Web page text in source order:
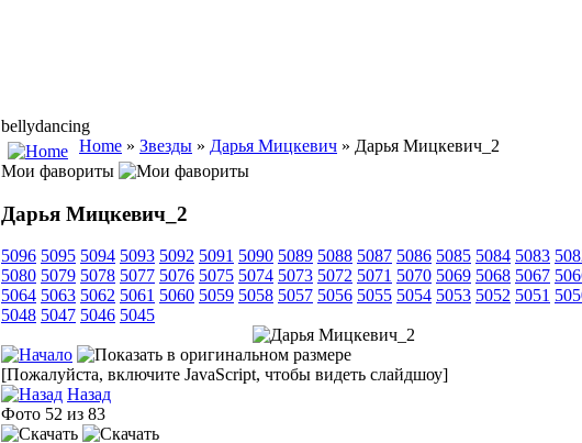
bellydancing
Home » Звезды » Дарья Мицкевич » Дарья Мицкевич_2
Мои фавориты
Дарья Мицкевич_2
5096 5095 5094 5093 5092 5091 5090 5089 5088 5087 5086 5085 5084 5083
5080 5079 5078 5077 5076 5075 5074 5073 5072 5071 5070 5069 5068 5067
5064 5063 5062 5061 5060 5059 5058 5057 5056 5055 5054 5053 5052 5051
5048 5047 5046 5045
[Пожалуйста, включите JavaScript, чтобы видеть слайдшоу]
Назад
Фото 52 из 83